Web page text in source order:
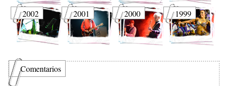
2002 2001 2000 1999
Comentarios